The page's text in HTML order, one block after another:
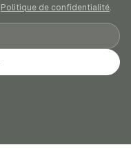
Politique de confidentialité.